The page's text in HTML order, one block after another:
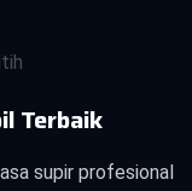
Terbaik
supir profesional